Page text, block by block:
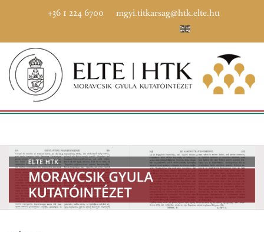
+36 1 224 6700 mgyi.titkarsag@htk.elte.hu